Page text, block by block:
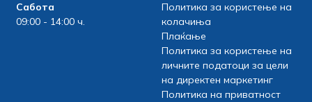
Сабота
09:00 - 14:00 ч.
Политика за користење на
колачиња
Плаќање
Политика за користење на
личните податоци за цели
на директен маркетинг
Политика на приватност